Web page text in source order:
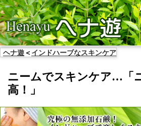
ヘナ遊 ＜ インドハーブなスキンケア
ニームでスキンケア…「
高！」